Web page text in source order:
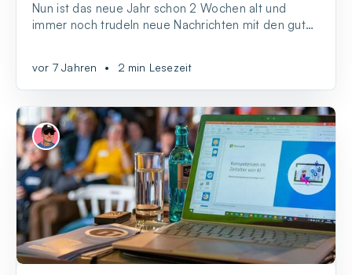
Nun ist das neue Jahr schon 2 Wochen alt und
immer noch trudeln neue Nachrichten mit den guten
Ideen werden.
vor 7 Jahren • 2 min Lesezeit